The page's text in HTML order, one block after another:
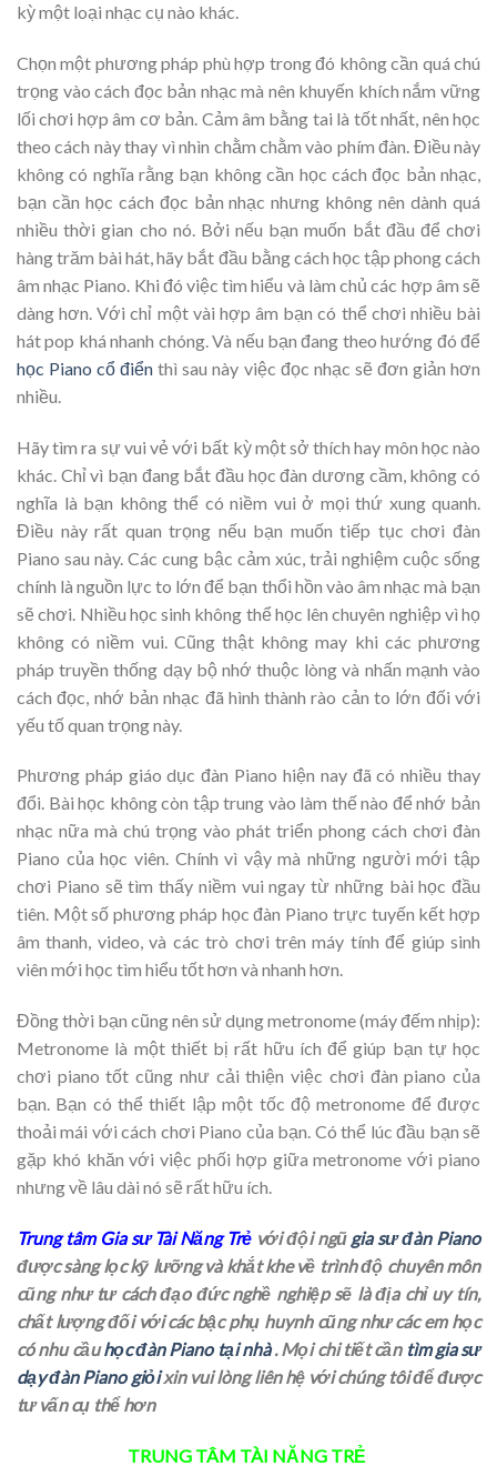
kỳ một loại nhạc cụ nào khác.
Chọn một phương pháp phù hợp trong đó không cần quá chú
trọng vào cách đọc bản nhạc mà nên khuyến khích nắm vững
lối chơi hợp âm cơ bản. Cảm âm bằng tai là tốt nhất, nên học
theo cách này thay vì nhìn chằm chằm vào phím đàn. Điều này
không có nghĩa rằng bạn không cần học cách đọc bản nhạc,
bạn cần học cách đọc bản nhạc nhưng không nên dành quá
nhiều thời gian cho nó. Bởi nếu bạn muốn bắt đầu để chơi
hàng trăm bài hát, hãy bắt đầu bằng cách học tập phong cách
âm nhạc Piano. Khi đó việc tìm hiểu và làm chủ các hợp âm sẽ
dàng hơn. Với chỉ một vài hợp âm bạn có thể chơi nhiều bài
hát pop khá nhanh chóng. Và nếu bạn đang theo hướng đó để
học Piano cổ điển thì sau này việc đọc nhạc sẽ đơn giản hơn
nhiều.
Hãy tìm ra sự vui vẻ với bất kỳ một sở thích hay môn học nào
khác. Chỉ vì bạn đang bắt đầu học đàn dương cầm, không có
nghĩa là bạn không thể có niềm vui ở mọi thứ xung quanh.
Điều này rất quan trọng nếu bạn muốn tiếp tục chơi đàn
Piano sau này. Các cung bậc cảm xúc, trải nghiệm cuộc sống
chính là nguồn lực to lớn để bạn thổi hồn vào âm nhạc mà bạn
sẽ chơi. Nhiều học sinh không thể học lên chuyên nghiệp vì họ
không có niềm vui. Cũng thật không may khi các phương
pháp truyền thống dạy bộ nhớ thuộc lòng và nhấn mạnh vào
cách đọc, nhớ bản nhạc đã hình thành rào cản to lớn đối với
yếu tố quan trọng này.
Phương pháp giáo dục đàn Piano hiện nay đã có nhiều thay
đổi. Bài học không còn tập trung vào làm thế nào để nhớ bản
nhạc nữa mà chú trọng vào phát triển phong cách chơi đàn
Piano của học viên. Chính vì vậy mà những người mới tập
chơi Piano sẽ tìm thấy niềm vui ngay từ những bài học đầu
tiên. Một số phương pháp học đàn Piano trực tuyến kết hợp
âm thanh, video, và các trò chơi trên máy tính để giúp sinh
viên mới học tìm hiểu tốt hơn và nhanh hơn.
Đồng thời bạn cũng nên sử dụng metronome (máy đếm nhịp):
Metronome là một thiết bị rất hữu ích để giúp bạn tự học
chơi piano tốt cũng như cải thiện việc chơi đàn piano của
bạn. Bạn có thể thiết lập một tốc độ metronome để được
thoải mái với cách chơi Piano của bạn. Có thể lúc đầu bạn sẽ
gặp khó khăn với việc phối hợp giữa metronome với piano
nhưng về lâu dài nó sẽ rất hữu ích.
Trung tâm Gia sư Tài Năng Trẻ với đội ngũ gia sư đàn Piano
được sàng lọc kỹ lưỡng và khắt khe về trình độ chuyên môn
cũng như tư cách đạo đức nghề nghiệp sẽ là địa chỉ uy tín,
chất lượng đối với các bậc phụ huynh cũng như các em học
có nhu cầuhọc đàn Piano tại nhà. Mọi chi tiết cần tìm gia sư
dạy đàn Piano giỏixin vui lòng liên hệ với chúng tôi để được
tư vấn cụ thể hơn
TRUNG TÂM TÀI NĂNG TRẺ